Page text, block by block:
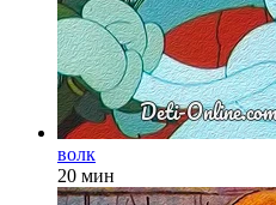
волк
20 мин